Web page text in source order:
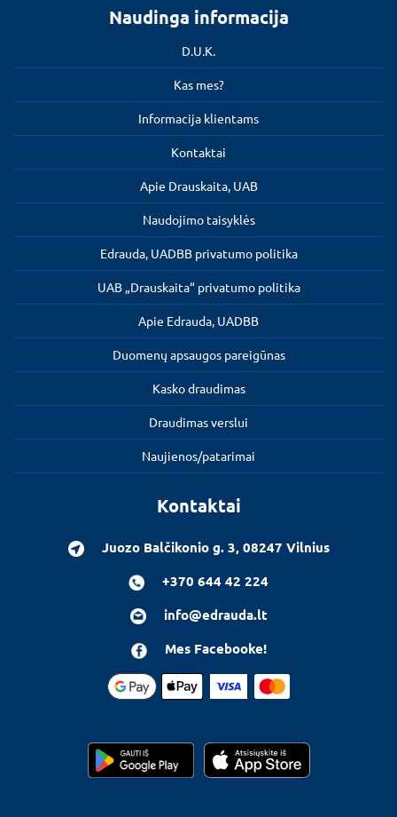
Naudinga informacija
D.U.K.
Kas mes?
Informacija klientams
Kontaktai
Apie Drauskaita, UAB
Naudojimo taisyklės
Edrauda, UADBB privatumo politika
UAB „Drauskaita“ privatumo politika
Apie Edrauda, UADBB
Duomenų apsaugos pareigūnas
Kasko draudimas
Draudimas verslui
Naujienos/patarimai
Kontaktai
Juozo Balčikonio g. 3, 08247 Vilnius
+370 644 42 224
info@edrauda.lt
Mes Facebooke!